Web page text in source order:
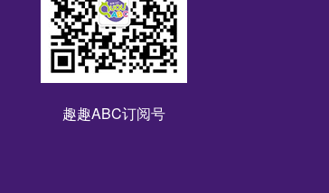
趣趣ABC订阅号